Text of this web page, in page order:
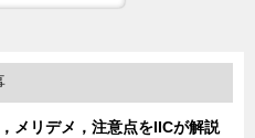
メリデメ，注意点をIICが解説